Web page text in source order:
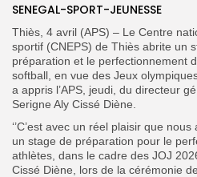
Search
for:
FR
SENEGAL-SPORT-JEUNESSE
Thiès, 4 avril (APS) – Le Centre
sportif (CNEPS) de Thiès abrite un
préparation et le perfectionnement
softball, en vue des Jeux
a appris l’APS, jeudi, du directeur
Serigne Aly Cissé Diène.
‘’C’est avec un réel plaisir que
un stage de préparation pour le
athlètes, dans le cadre des JOJ
Cissé Diène, lors de la cérémonie